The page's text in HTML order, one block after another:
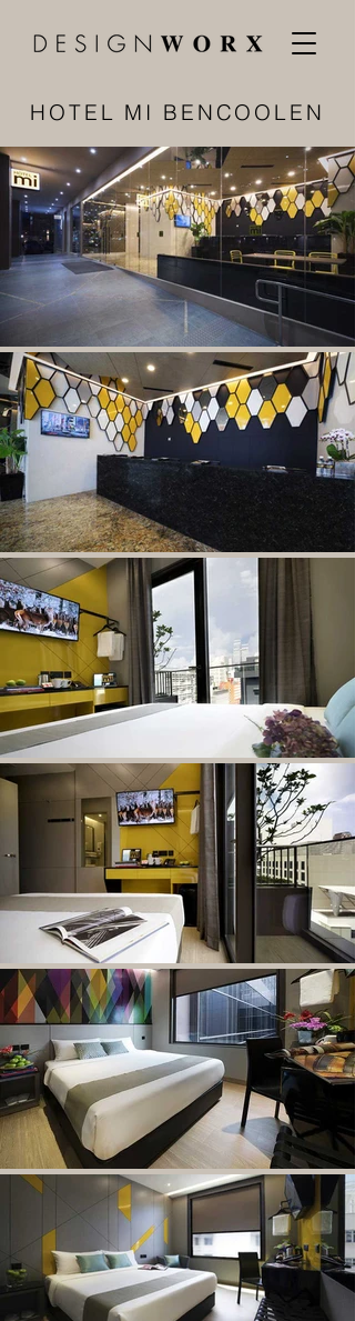
HOTEL MI BENCOOLEN